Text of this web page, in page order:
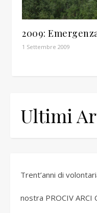
2009:
1 Settembre 2009
Ultimi
Trent’anni di
nostra PROCIV ARCI